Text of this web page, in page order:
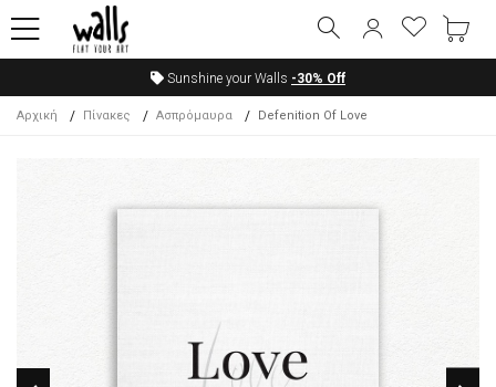
Sunshine your Walls -30% Off
Αρχική Πίνακες Ασπρόμαυρα Defenition Of Love